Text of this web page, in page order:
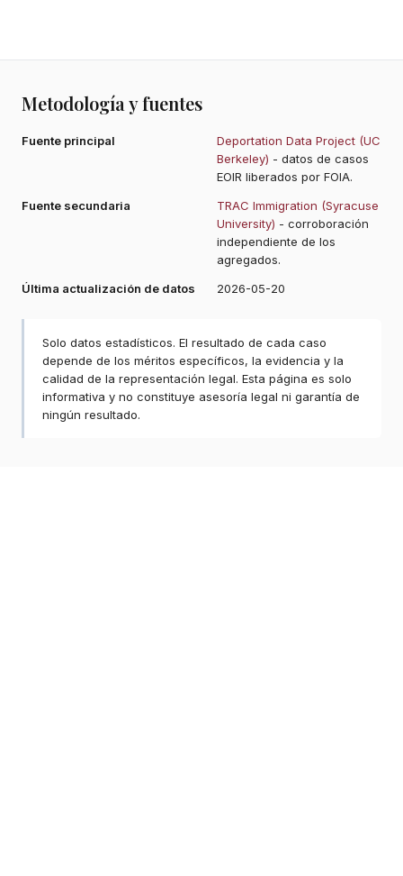
Metodología y fuentes
Fuente principal
Deportation Data Project (UC
Berkeley) - datos de casos
EOIR liberados por FOIA.
Fuente secundaria
TRAC Immigration (Syracuse
University) - corroboración
independiente de los
agregados.
Última actualización de datos
2026-05-20
Solo datos estadísticos. El resultado de cada caso
depende de los méritos específicos, la evidencia y la
calidad de la representación legal. Esta página es solo
informativa y no constituye asesoría legal ni garantía de
ningún resultado.